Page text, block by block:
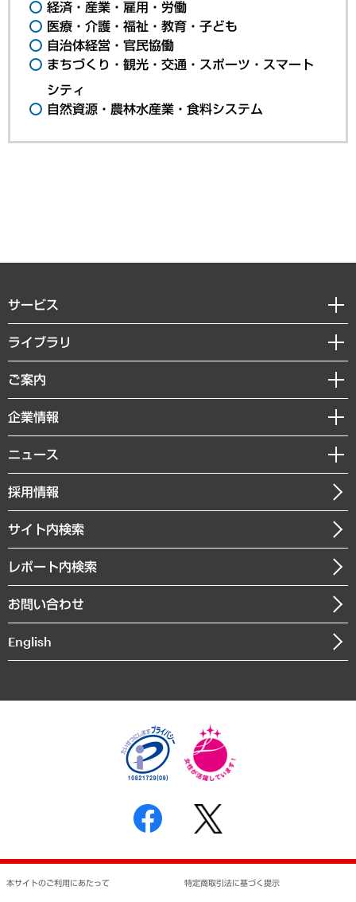
経済・産業・雇用・労働
医療・介護・福祉・教育・子ども
自治体経営・官民協働
まちづくり・観光・交通・スポーツ・スマート
シティ
自然資源・農林水産業・食料システム
サービス
経営戦略
組織・人事戦略
デジタルイノベーション
共生・ダイバーシティ
GRC（ガバナンス・リスク・コンプライアンス）・防災（政策）
経済・産業・雇用・労働
まちづくり・観光・交通・スポーツ・スマートシティ
自然資源・農林水産業・食料システム
ライブラリ
経済調査
レポート
コラム
経営用語集
受託・受注実績（官公庁関連）
メディア掲載・出演
ご案内
セミナー・イベント情報
MUFGビジネスセミナー
受託案件情報
企業情報
私たちの想い
社長メッセージ
会社概要
沿革
組織図・本部部室紹介
インドネシア現地法人
個人情報保護方針
反社会的勢力に対する基本方針
書面による個人情報の開示等の請求の手続きについて
ニュース
ニュースリリース
お知らせ
採用情報
サイト内検索
レポート内検索
お問い合わせ
English
本サイトのご利用にあたって 特定商取引法に基づく提示